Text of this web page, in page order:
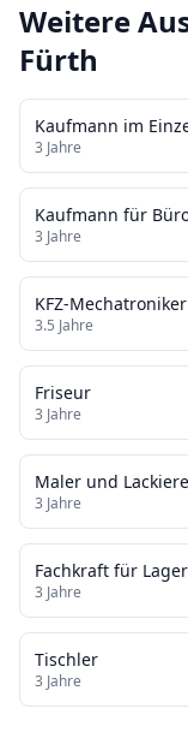
Weitere
Fürth
Kaufmann im
3 Jahre
Kaufmann für
3 Jahre
KFZ-Mechatroniker
3.5 Jahre
Friseur
3 Jahre
Maler und
3 Jahre
Fachkraft für
3 Jahre
Tischler
3 Jahre